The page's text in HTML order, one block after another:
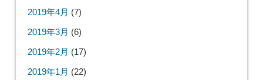
2019年4月 (7)
2019年3月 (6)
2019年2月 (17)
2019年1月 (22)